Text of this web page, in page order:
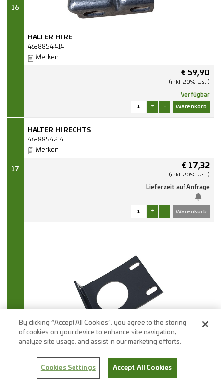
16
HALTER HI RE
4638854414
Merken
€ 59,90
(inkl. 20% Ust.)
Verfügbar
+ -
17
HALTER HI RECHTS
4638854214
Merken
€ 17,32
(inkl. 20% Ust.)
Lieferzeit auf Anfrage
+ -
18
HALTER HI LI/RE INNEN
4638850714
Merken
By clicking “Accept All Cookies”, you agree to the storing
of cookies on your device to enhance site navigation,
analyze site usage, and assist in our marketing efforts.
Cookies Settings Accept All Cookies